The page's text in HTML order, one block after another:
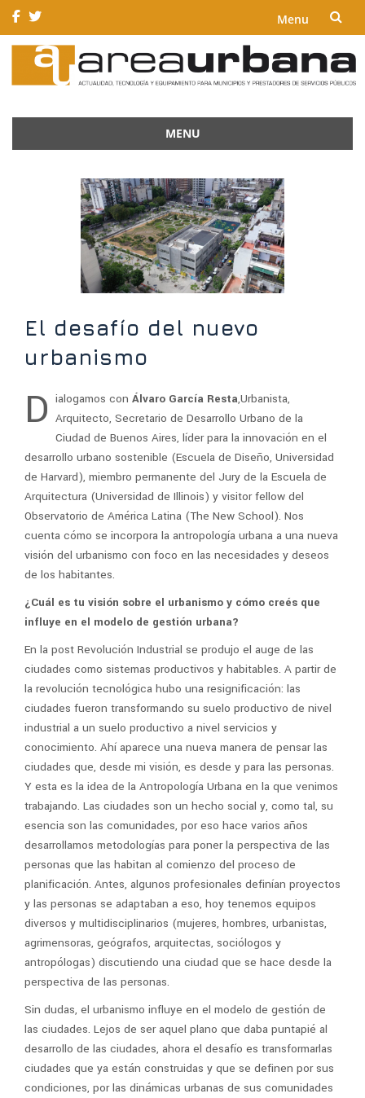
Menu
Skip
to
MENU
El desafío del nuevo
urbanismo
D ialogamos con Álvaro García Resta,Urbanista,
Arquitecto, Secretario de Desarrollo Urbano de la
Ciudad de Buenos Aires, líder para la innovación en el
desarrollo urbano sostenible (Escuela de Diseño, Universidad
de Harvard), miembro permanente del Jury de la Escuela de
Arquitectura (Universidad de Illinois) y visitor fellow del
Observatorio de América Latina (The New School). Nos
cuenta cómo se incorpora la antropología urbana a una nueva
visión del urbanismo con foco en las necesidades y deseos
de los habitantes.
¿Cuál es tu visión sobre el urbanismo y cómo creés que
influye en el modelo de gestión urbana?
En la post Revolución Industrial se produjo el auge de las
ciudades como sistemas productivos y habitables. A partir de
la revolución tecnológica hubo una resignificación: las
ciudades fueron transformando su suelo productivo de nivel
industrial a un suelo productivo a nivel servicios y
conocimiento. Ahí aparece una nueva manera de pensar las
ciudades que, desde mi visión, es desde y para las personas.
Y esta es la idea de la Antropología Urbana en la que venimos
trabajando. Las ciudades son un hecho social y, como tal, su
esencia son las comunidades, por eso hace varios años
desarrollamos metodologías para poner la perspectiva de las
personas que las habitan al comienzo del proceso de
planificación. Antes, algunos profesionales definían proyectos
y las personas se adaptaban a eso, hoy tenemos equipos
diversos y multidisciplinarios (mujeres, hombres, urbanistas,
agrimensoras, geógrafos, arquitectas, sociólogos y
antropólogas) discutiendo una ciudad que se hace desde la
perspectiva de las personas.
Sin dudas, el urbanismo influye en el modelo de gestión de
las ciudades. Lejos de ser aquel plano que daba puntapié al
desarrollo de las ciudades, ahora el desafío es transformarlas
ciudades que ya están construidas y que se definen por sus
condiciones, por las dinámicas urbanas de sus comunidades